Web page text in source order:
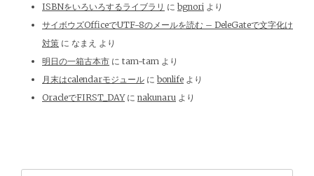
ISBNをいろいろするライブラリ に bgnori より
サイボウズOfficeでUTF-8のメールを読む – DeleGateで文字化け
対策 に なまえ より
明日の一箱古本市 に tam-tam より
月末はcalendarモジュール に bonlife より
OracleでFIRST_DAYに nakunaru より